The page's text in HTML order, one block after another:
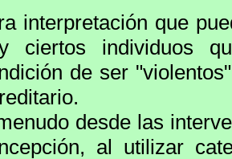
interpretación que
ciertos individuos
de ser
desde las
al utilizar